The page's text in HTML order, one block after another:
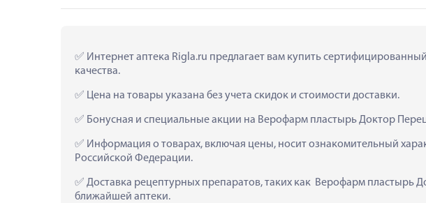
Интернет аптека Rigla.ru предлагает вам купить
качества.
Цена на товары указана без учета скидок и стоимости доставки.
Бонусная и специальные акции на Верофарм пластырь Доктор
Информация о товарах, включая цены, носит ознакомительный
Российской Федерации.
Доставка рецептурных препаратов, таких как  Верофарм
ближайшей аптеки.